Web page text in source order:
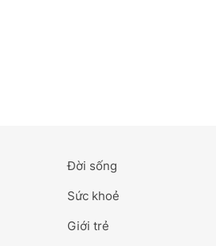
Đời sống
Sức khoẻ
Giới trẻ